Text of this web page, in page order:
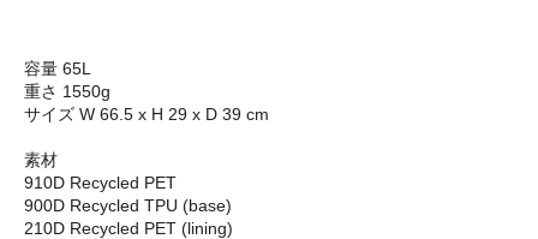
容量 65L
重さ 1550g
サイズ W 66.5 x H 29 x D 39 cm
素材
910D Recycled PET
900D Recycled TPU (base)
210D Recycled PET (lining)